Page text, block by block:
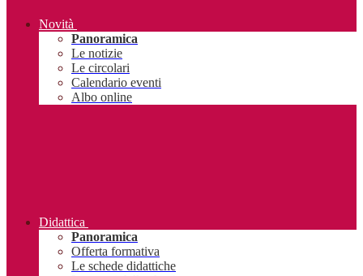
Novità
Panoramica
Le notizie
Le circolari
Calendario eventi
Albo online
Didattica
Panoramica
Offerta formativa
Le schede didattiche